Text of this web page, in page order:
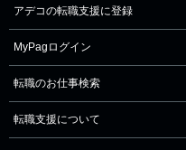
アデコの転職支援に登録
MyPagログイン
転職のお仕事検索
転職支援について